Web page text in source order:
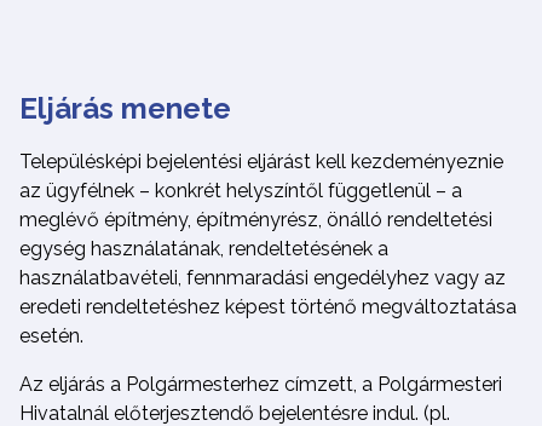
Eljárás menete
Településképi bejelentési eljárást kell kezdeményeznie
az ügyfélnek – konkrét helyszíntől függetlenül – a
meglévő építmény, építményrész, önálló rendeltetési
egység használatának, rendeltetésének a
használatbavételi, fennmaradási engedélyhez vagy az
eredeti rendeltetéshez képest történő megváltoztatása
esetén.
Az eljárás a Polgármesterhez címzett, a Polgármesteri
Hivatalnál előterjesztendő bejelentésre indul. (pl.